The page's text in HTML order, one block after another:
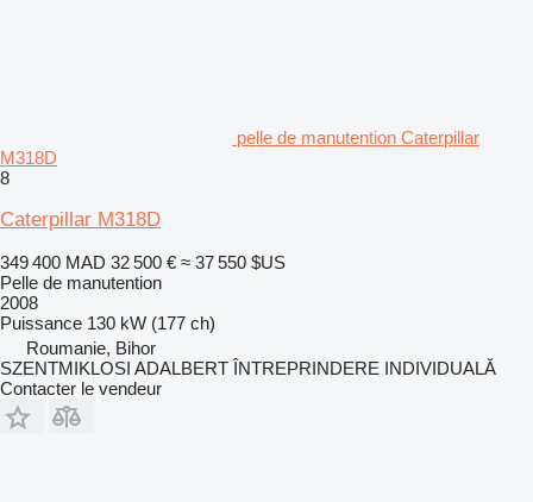
pelle de manutention Caterpillar
M318D
8
Caterpillar M318D
349 400 MAD 32 500 € ≈ 37 550 $US
Pelle de manutention
2008
Puissance 130 kW (177 ch)
Roumanie, Bihor
SZENTMIKLOSI ADALBERT ÎNTREPRINDERE INDIVIDUALĂ
Contacter le vendeur